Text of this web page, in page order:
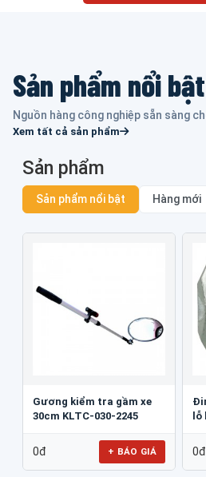
Sản phẩm nổi bật
Nguồn hàng công nghiệp sẵn sàng
Xem tất cả sản phẩm
Sản phẩm
Sản phẩm nổi bật Hàng mới
Gương kiểm tra gầm xe
30cm KLTC-030-2245
0đ + BÁO GIÁ 0đ